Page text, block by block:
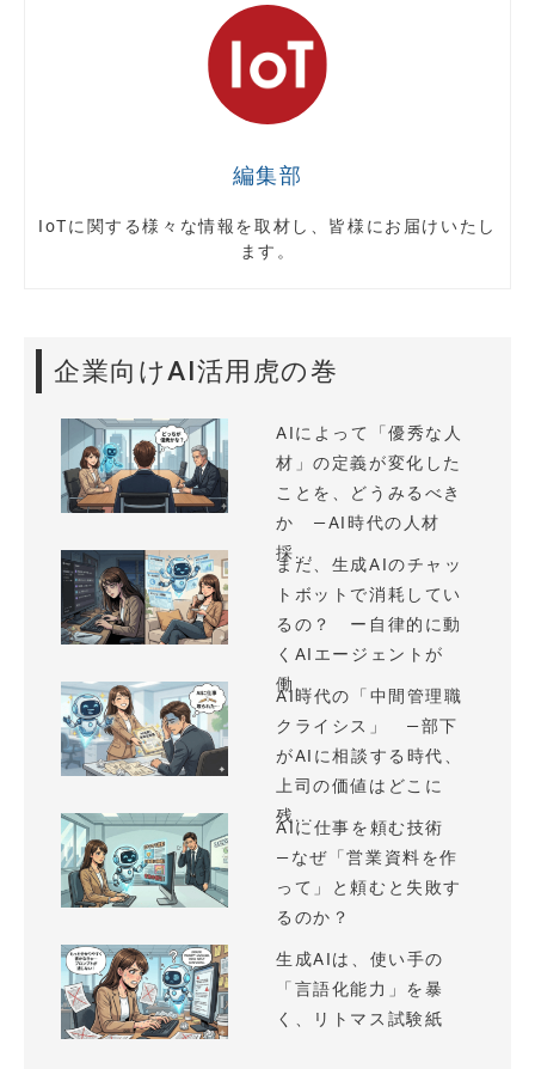
編集部
IoTに関する様々な情報を取材し、皆様にお届けいたし
ます。
企業向けAI活用虎の巻
AIによって「優秀な人
材」の定義が変化した
ことを、どうみるべき
か —AI時代の人材
採...
まだ、生成AIのチャッ
トボットで消耗してい
るの？ ー自律的に動
くAIエージェントが
働...
AI時代の「中間管理職
クライシス」 —部下
がAIに相談する時代、
上司の価値はどこに
残...
AIに仕事を頼む技術
—なぜ「営業資料を作
って」と頼むと失敗す
るのか？
生成AIは、使い手の
「言語化能力」を暴
く、リトマス試験紙